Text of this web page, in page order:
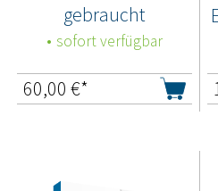
gebraucht
sofort verfügbar
60,00 €*